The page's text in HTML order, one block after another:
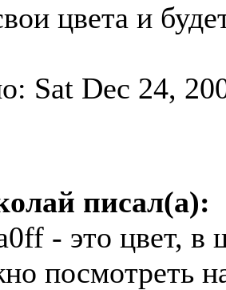
цвета и
Sat Dec 24,
писал(а):
- это цвет, в
посмотреть